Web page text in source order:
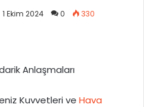
1 Ekim 2024 0
330
Anlaşmaları
Kuvvetleri ve Hava